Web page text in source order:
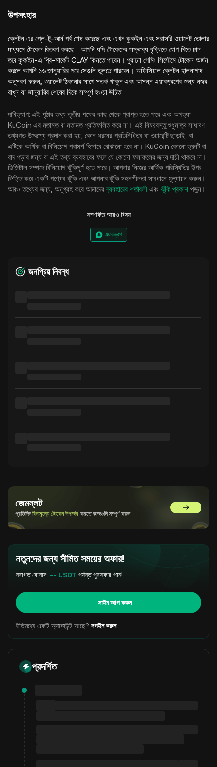
উপসংহার
ক্লেটন এর প্লে-টু-আর্ন পর্ব শেষ করেছে এবং এখন কুকইন এবং সরাসরি ওয়ালেট তোলার
মাধ্যমে টোকেন বিতরণ করছে। আপনি যদি টোকেনের সম্ভাব্য বৃদ্ধিতে যোগ দিতে চান
তবে কুকইন-এ প্রি-মার্কেট CLAY কিনতে পারেন। পুরানো গেমিং সিস্টেমে টোকেন অর্জন
করলে আপনি ১৬ জানুয়ারির পরে সেগুলি তুলতে পারবেন। অফিসিয়াল ক্লেটন হালনাগাদ
অনুসরণ করুন, ওয়ালেট ঠিকানার সাথে সতর্ক থাকুন এবং আসন্ন এয়ারড্রপের জন্য নজর
রাখুন যা জানুয়ারির শেষের দিকে সম্পূর্ণ হওয়া উচিত।
দাবিত্যাগ: এই পৃষ্ঠার তথ্য তৃতীয় পক্ষের কাছ থেকে প্রাপ্ত হতে পারে এবং অগত্যা
KuCoin এর মতামত বা মতামত প্রতিফলিত করে না। এই বিষয়বস্তু শুধুমাত্র সাধারণ
তথ্যগত উদ্দেশ্যে প্রদান করা হয়, কোন ধরনের প্রতিনিধিত্ব বা ওয়ারেন্টি ছাড়াই, বা
এটিকে আর্থিক বা বিনিয়োগ পরামর্শ হিসাবে বোঝানো হবে না। KuCoin কোনো ত্রুটি বা
বাদ পড়ার জন্য বা এই তথ্য ব্যবহারের ফলে যে কোনো ফলাফলের জন্য দায়ী থাকবে না।
ডিজিটাল সম্পদে বিনিয়োগ ঝুঁকিপূর্ণ হতে পারে। আপনার নিজের আর্থিক পরিস্থিতির উপর
ভিত্তি করে একটি পণ্যের ঝুঁকি এবং আপনার ঝুঁকি সহনশীলতা সাবধানে মূল্যায়ন করুন।
আরও তথ্যের জন্য, অনুগ্রহ করে আমাদের ব্যবহারের শর্তাবলী এবং ঝুঁকি প্রকাশ পড়ুন।
সম্পর্কিত আরও বিষয়
এয়ারড্রপ
জনপ্রিয় নিবন্ধ
জেমস্লট
প্রতিদিনবিনামূল্যে টোকেন উপার্জন করতে কাজগুলি সম্পূর্ণ করুন GemSlot এ
নতুনদের জন্য সীমিত সময়ের অফার!
নবাগত বোনাস: -- USDT পর্যন্ত পুরস্কার পান!
সাইন আপ করুন
ইতিমধ্যে একটি অ্যাকাউন্ট আছে? লগইন করুন
প্রদর্শিত